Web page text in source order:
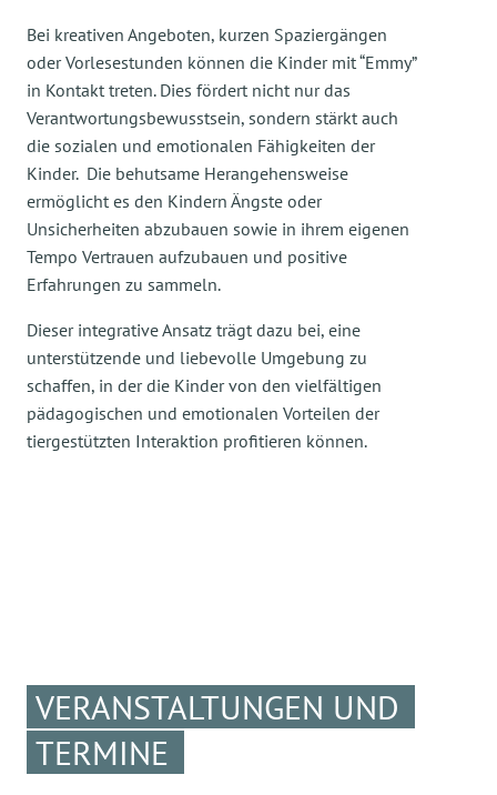
Bei kreativen Angeboten, kurzen Spaziergängen
oder Vorlesestunden können die Kinder mit “Emmy”
in Kontakt treten. Dies fördert nicht nur das
Verantwortungsbewusstsein, sondern stärkt auch
die sozialen und emotionalen Fähigkeiten der
Kinder. Die behutsame Herangehensweise
ermöglicht es den Kindern Ängste oder
Unsicherheiten abzubauen sowie in ihrem eigenen
Tempo Vertrauen aufzubauen und positive
Erfahrungen zu sammeln.
Dieser integrative Ansatz trägt dazu bei, eine
unterstützende und liebevolle Umgebung zu
schaffen, in der die Kinder von den vielfältigen
pädagogischen und emotionalen Vorteilen der
tiergestützten Interaktion profitieren können.
VERANSTALTUNGEN UND
TERMINE